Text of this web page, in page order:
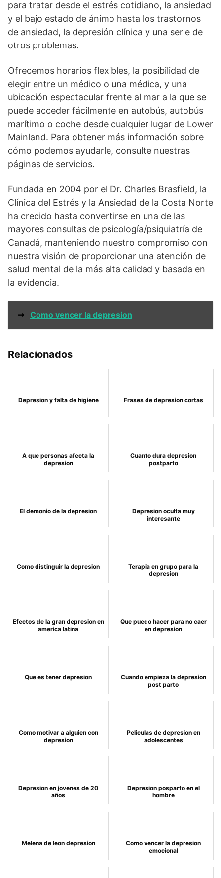
para tratar desde el estrés cotidiano, la ansiedad
y el bajo estado de ánimo hasta los trastornos
de ansiedad, la depresión clínica y una serie de
otros problemas.
Ofrecemos horarios flexibles, la posibilidad de
elegir entre un médico o una médica, y una
ubicación espectacular frente al mar a la que se
puede acceder fácilmente en autobús, autobús
marítimo o coche desde cualquier lugar de Lower
Mainland. Para obtener más información sobre
cómo podemos ayudarle, consulte nuestras
páginas de servicios.
Fundada en 2004 por el Dr. Charles Brasfield, la
Clínica del Estrés y la Ansiedad de la Costa Norte
ha crecido hasta convertirse en una de las
mayores consultas de psicología/psiquiatría de
Canadá, manteniendo nuestro compromiso con
nuestra visión de proporcionar una atención de
salud mental de la más alta calidad y basada en
la evidencia.
➞ Como vencer la depresion
Relacionados
Depresion y falta de higiene Frases de depresion cortas
A que personas afecta la
depresion
Cuanto dura depresion
postparto
El demonio de la depresion
Depresion oculta muy
interesante
Como distinguir la depresion
Terapia en grupo para la
depresion
Efectos de la gran depresion en
america latina
Que puedo hacer para no caer
en depresion
Que es tener depresion
Cuando empieza la depresion
post parto
Como motivar a alguien con
depresion
Peliculas de depresion en
adolescentes
Depresion en jovenes de 20
años
Depresion posparto en el
hombre
Melena de leon depresion
Como vencer la depresion
emocional